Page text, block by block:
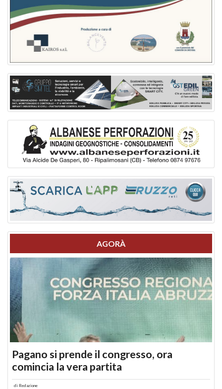
AGORÀ
Pagano si prende il congresso, ora
comincia la vera partita
di Redazione